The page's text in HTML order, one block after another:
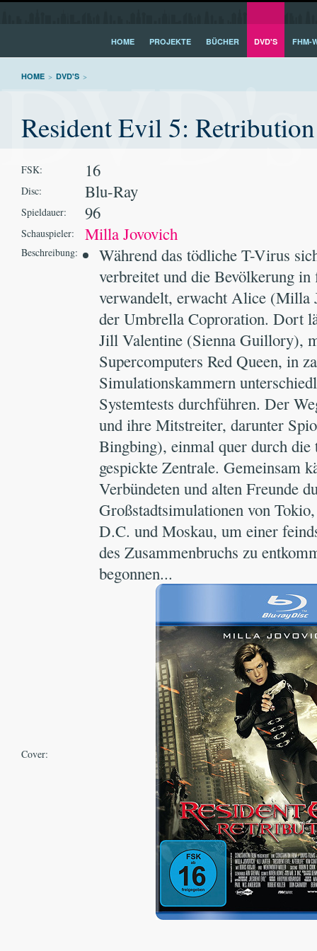
DVD's
HOME PROJEKTE BÜCHER DVD'S FHM-
HOME > DVD'S >
Resident Evil 5: Retribution
FSK: 16
Disc: Blu-Ray
Spieldauer: 96
Schauspieler: Milla Jovovich
Beschreibung:
Während das tödliche T-Virus
verbreitet und die Bevölkerung
verwandelt, erwacht Alice (Milla
der Umbrella Coproration. Dort
Jill Valentine (Sienna Guillory),
Supercomputers Red Queen, in
Simulationskammern
Systemtests durchführen. Der
und ihre Mitstreiter, darunter
Bingbing), einmal quer durch die
gespickte Zentrale. Gemeinsam
Verbündeten und alten Freunde
Großstadtsimulationen von
D.C. und Moskau, um einer
des Zusammenbruchs zu
begonnen...
Cover: